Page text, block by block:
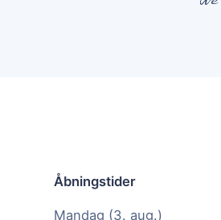
Åbningstider
Mandag (3. aug.)